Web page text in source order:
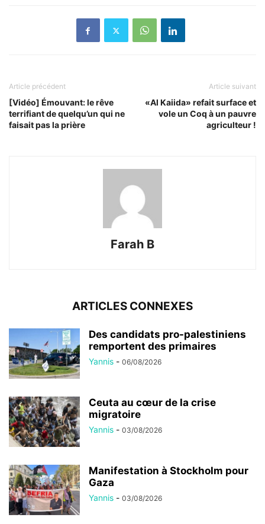
Article précédent
[Vidéo] Émouvant: le rêve
terrifiant de quelqu’un qui ne
faisait pas la prière
Article suivant
«Al Kaiida» refait surface et
vole un Coq à un pauvre
agriculteur !
Farah B
ARTICLES CONNEXES
Des candidats pro-palestiniens
remportent des primaires
Yannis - 06/08/2026
Ceuta au cœur de la crise
migratoire
Yannis - 03/08/2026
Manifestation à Stockholm pour
Gaza
Yannis - 03/08/2026